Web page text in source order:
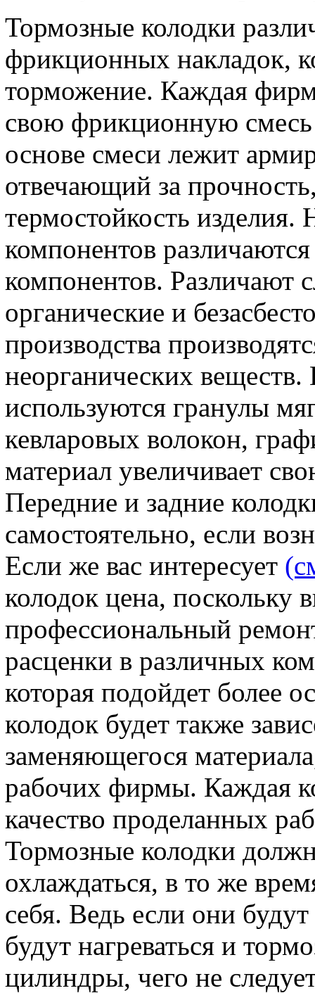
Тормозные колодки
фрикционных накладок,
торможение. Каждая
свою фрикционную смесь
основе смеси лежит
отвечающий за
термостойкость
компонентов
компонентов. Различают
органические и
производства
неорганических
используются гранулы
кевларовых волокон,
материал увеличивает
Передние и задние
самостоятельно, если
Если же вас интересует
колодок цена, поскольку
профессиональный
расценки в различных
которая подойдет более
колодок будет также
заменяющегося
рабочих фирмы. Каждая
качество проделанных
Тормозные колодки
охлаждаться, в то же
себя. Ведь если они будут
будут нагреваться и
цилиндры, чего не